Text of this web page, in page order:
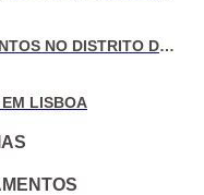
VENDA DE APARTAMENTOS NO DISTRITO DE LEIRIA
LISBOA